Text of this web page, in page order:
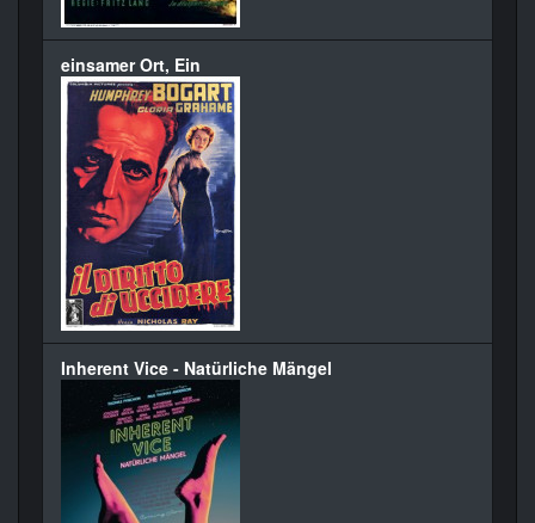
einsamer Ort, Ein
Inherent Vice - Natürliche Mängel